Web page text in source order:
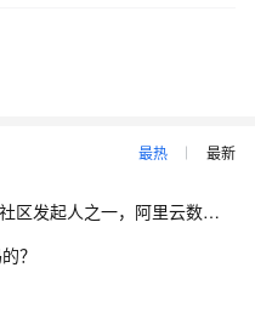
最热 最新
【大咖问答】对话PostgreSQL 中国社区发起人之一，阿里云数据库高级专家 德哥
？